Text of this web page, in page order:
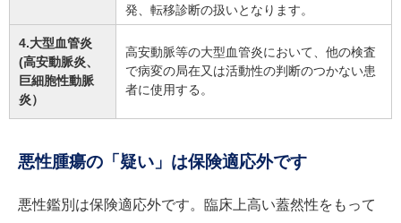
発、転移診断の扱いとなります。
4.大型血管炎
(高安動脈炎、
巨細胞性動脈
炎）
高安動脈等の大型血管炎において、他の検査
で病変の局在又は活動性の判断のつかない患
者に使用する。
悪性腫瘍の「疑い」は保険適応外です
悪性鑑別は保険適応外です。臨床上高い蓋然性をもって